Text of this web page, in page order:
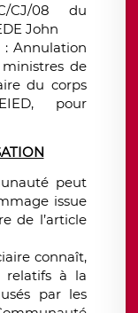
CJ/08 du
John
: Annulation
ministres de
du corps
pour
peut
issue
de l’article
connaît,
relatifs à la
par les